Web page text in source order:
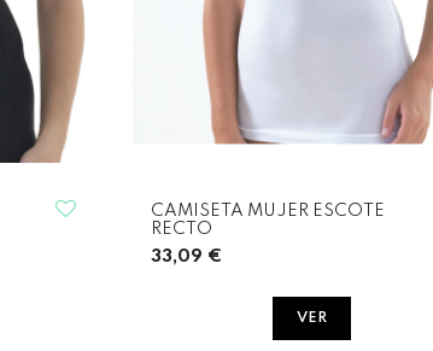
CAMISETA MUJER ESCOTE
RECTO
33,09 €
VER